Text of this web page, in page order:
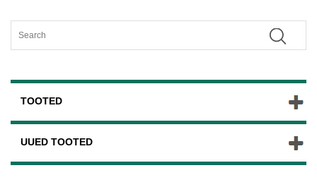
TOOTED
UUED TOOTED